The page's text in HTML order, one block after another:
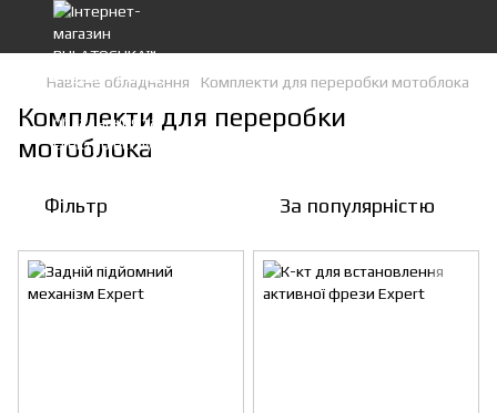
Навісне обладнання Комплекти для переробки мотоблока
Комплекти для переробки
мотоблока
Фільтр За популярністю